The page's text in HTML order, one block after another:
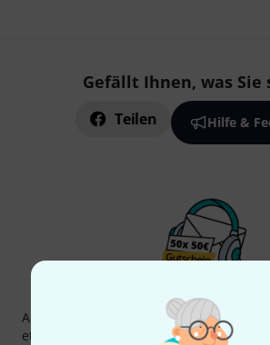
Gefällt Ihnen, was Sie
Teilen Hilfe &
Thomann
Abonniere den Thomann Newsletter
etwas Glück einen von
50 Gutscheinen